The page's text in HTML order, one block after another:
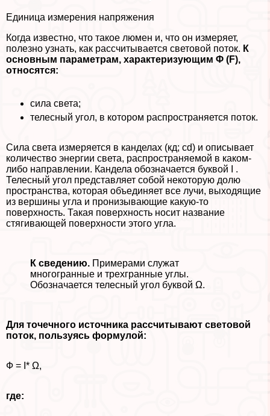
Единица измерения напряжения
Когда известно, что такое люмен и, что он измеряет,
полезно узнать, как рассчитывается световой поток. К
основным параметрам, хаpaктеризующим Φ (F),
относятся:
сила света;
телесный угол, в котором распространяется поток.
Сила света измеряется в канделах (кд; cd) и описывает
количество энергии света, распространяемой в каком-
либо направлении. Кандела обозначается буквой I .
Телесный угол представляет собой некоторую долю
прострaнcтва, которая объединяет все лучи, выходящие
из вершины угла и пронизывающие какую-то
поверхность. Такая поверхность носит название
стягивающей поверхности этого угла.
К сведению. Примерами служат
многогранные и трехгранные углы.
Обозначается телесный угол буквой Ω.
Для точечного источника рассчитывают световой
поток, пользуясь формулой:
Ф = I* Ω,
где: